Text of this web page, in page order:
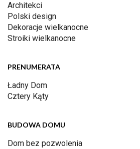
Architekci
Polski design
Dekoracje wielkanocne
Stroiki wielkanocne
PRENUMERATA
Ładny Dom
Cztery Kąty
BUDOWA DOMU
Dom bez pozwolenia